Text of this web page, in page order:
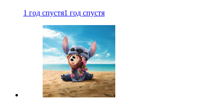
1 год спустя1 год спустя